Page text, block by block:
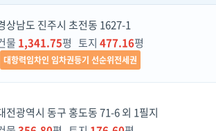
상남도 진주시 초전동 1627-1
물 1,341.75평 토지 477.16평
대항력임차인 임차권등기 선순위전세권
전광역시 동구 홍도동 71-6 외 1필지